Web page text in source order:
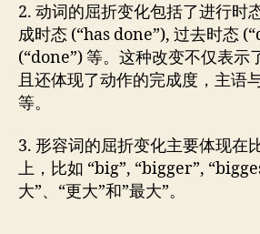
2. 动词的屈折变化包括了进行时
成时态 (“has done”), 过去时态
(“done”) 等。这种改变不仅表示
且还体现了动作的完成度，主语
等。
3. 形容词的屈折变化主要体现在
上，比如 “big”, “bigger”,
大”、“更大”和”最大”。